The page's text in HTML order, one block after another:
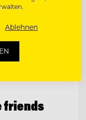
friends
Ablehnen